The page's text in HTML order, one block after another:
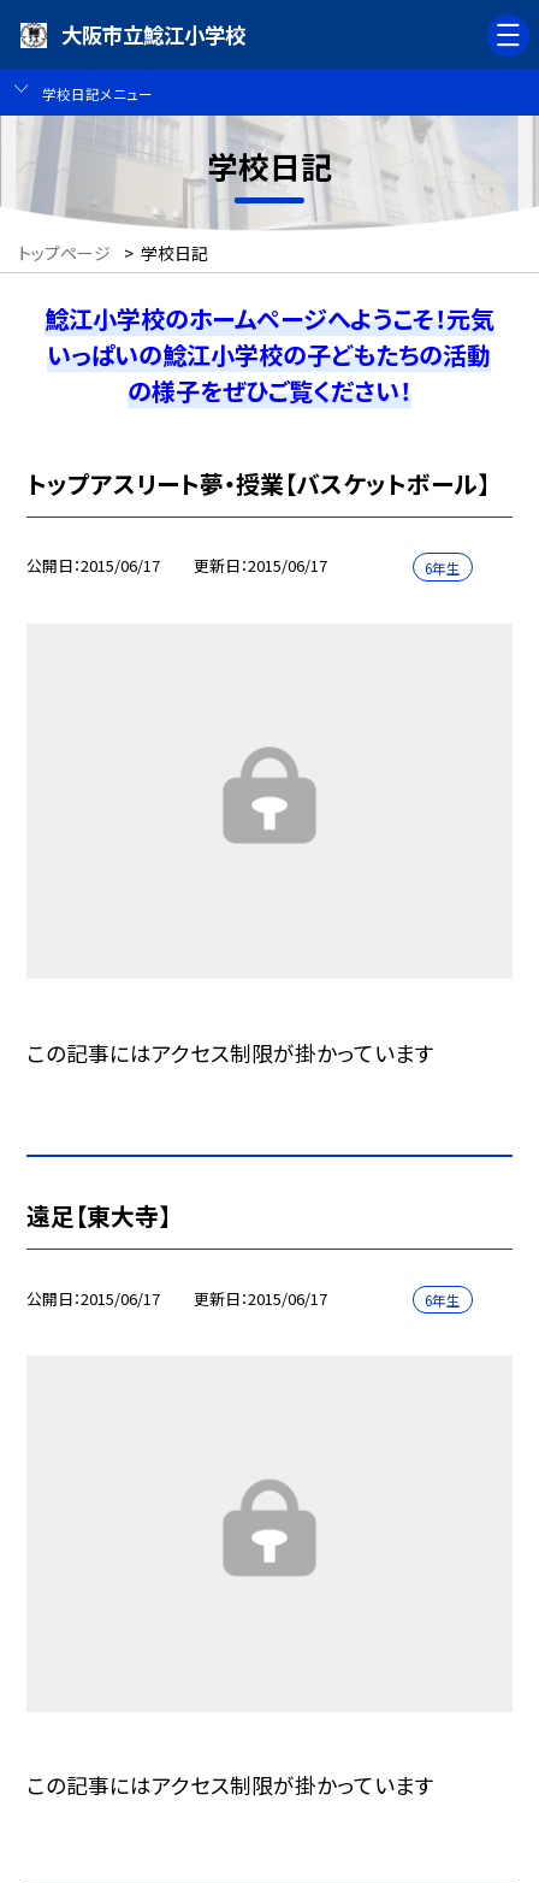
大阪市立鯰江小学校
学校日記メニュー
学校日記
トップページ > 学校日記
鯰江小学校のホームページへようこそ！元気
いっぱいの鯰江小学校の子どもたちの活動
の様子をぜひご覧ください！
トップアスリート夢・授業【バスケットボール】
公開日 2015/06/17 更新日 2015/06/17 6年生
この記事にはアクセス制限が掛かっています
遠足【東大寺】
公開日 2015/06/17 更新日 2015/06/17 6年生
この記事にはアクセス制限が掛かっています